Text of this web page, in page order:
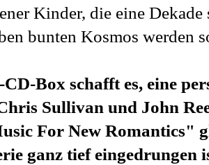
Kinder, die eine
bunten Kosmos werden
Box schafft es, eine
Sullivan und John
For New Romantics"
ganz tief eingedrungen